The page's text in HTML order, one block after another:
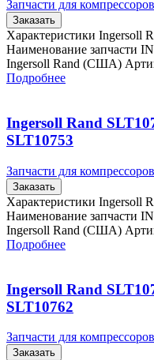
Запчасти для компрессоров
Заказать
Характеристики Ingersoll
Наименование запчасти
Ingersoll Rand (США)
Подробнее
Ingersoll Rand
SLT10753
Запчасти для компрессоров
Заказать
Характеристики Ingersoll
Наименование запчасти
Ingersoll Rand (США)
Подробнее
Ingersoll Rand
SLT10762
Запчасти для компрессоров
Заказать